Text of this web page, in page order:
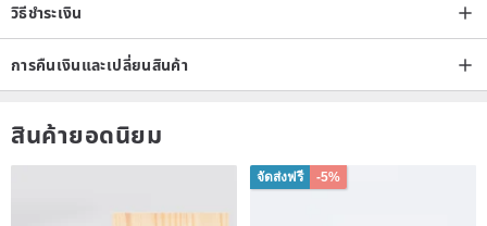
วิธีชำระเงิน
การคืนเงินและเปลี่ยนสินค้า
สินค้ายอดนิยม
จัดส่งฟรี -5%